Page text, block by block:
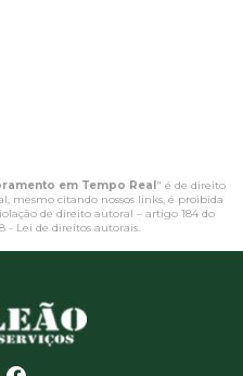
em Tempo Real" é de direito
mesmo citando nossos links, é proibida
de direito autoral – artigo 184 do
- Lei de direitos autorais.